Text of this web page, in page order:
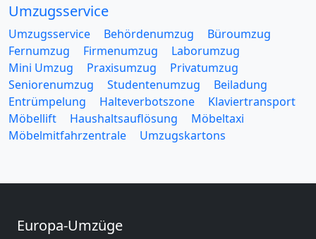
Umzugsservice
Umzugsservice Behördenumzug
Büroumzug
Fernumzug
Firmenumzug
Laborumzug
Mini Umzug
Praxisumzug
Privatumzug
Seniorenumzug
Studentenumzug
Beiladung
Entrümpelung
Halteverbotszone
Klaviertransport
Möbellift
Haushaltsauflösung
Möbeltaxi
Möbelmitfahrzentrale
Umzugskartons
Europa-Umzüge